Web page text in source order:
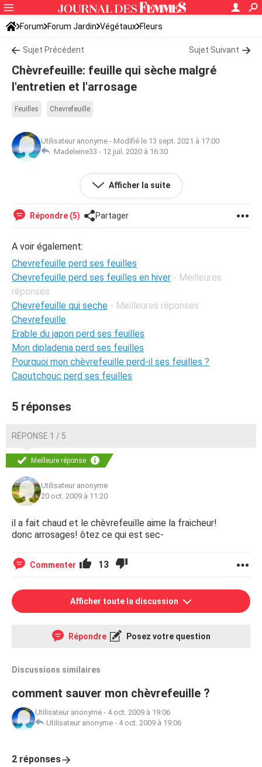
Forum Forum Jardin Végétaux Fleurs
Sujet Précédent Sujet Suivant
Chèvrefeuille: feuille qui sèche malgré
l'entretien et l'arrosage
Feuilles Chevrefeuille
Utilisateur anonyme - Modifié le 13 sept. 2021 à 17:00
Madeleine33 - 12 juil. 2020 à 16:30
ils sont plein soleil et grimpent à 3 mètres
Afficher la suite
Répondre (5) Partager
A voir également:
Chevrefeuille perd ses feuilles
Chevrefeuille perd ses feuilles en hiver - Meilleures
réponses
Chevrefeuille qui seche - Meilleures réponses
Chevrefeuille
Erable du japon perd ses feuilles
Mon dipladenia perd ses feuilles
Pourquoi mon chèvrefeuille perd-il ses feuilles ?
Caoutchouc perd ses feuilles
5 réponses
RÉPONSE 1 / 5
Meilleure réponse
Utilisateur anonyme
20 oct. 2009 à 11:20
il a fait chaud et le chèvrefeuille aime la fraicheur!
donc arrosages! ôtez ce qui est sec-
Commenter 13
Afficher toute la discussion
Répondre Posez votre question
Discussions similaires
comment sauver mon chèvrefeuille ?
Utilisateur anonyme - 4 oct. 2009 à 19:06
Utilisateur anonyme - 4 oct. 2009 à 19:06
2 réponses